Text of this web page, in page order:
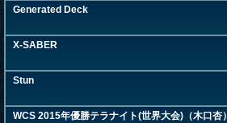
Generated Deck
X-SABER
Stun
WCS 2015年優勝テラナイト(世界大会)（木口杏）